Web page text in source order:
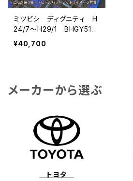
ミツビシ ディグニティ H
24/7〜H29/1 BHGY51
フロアマット一式 カーマッ
ト 神戸タータン 特別受
¥40,700
メーカーから選ぶ
トヨタ